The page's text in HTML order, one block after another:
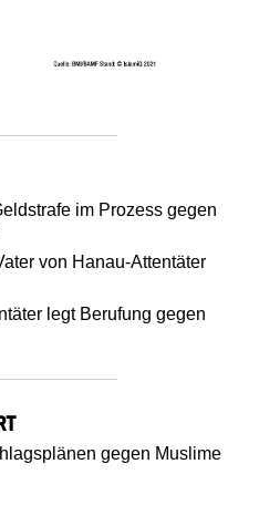
im Prozess gegen
von Hanau-Attentäter
legt Berufung gegen
gegen Muslime